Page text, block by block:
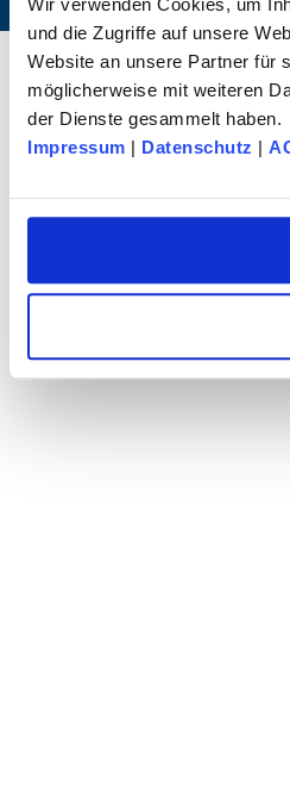
Wir verwenden Cookies, um
und die Zugriffe auf unsere
Website an unsere Partner für
möglicherweise mit weiteren
der Dienste gesammelt haben.
Impressum | Datenschutz |
© 2025 dk FIXIERSYSTEME GmbH